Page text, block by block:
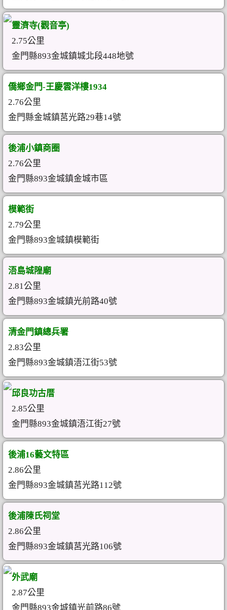
靈濟寺(觀音亭)
2.75公里
金門縣893金城鎮城北段448地號
僑鄉金門-王慶雲洋樓1934
2.76公里
金門縣金城鎮莒光路29巷14號
後浦小鎮商圈
2.76公里
金門縣893金城鎮金城市區
模範街
2.79公里
金門縣893金城鎮模範街
浯島城隍廟
2.81公里
金門縣893金城鎮光前路40號
清金門鎮總兵署
2.83公里
金門縣893金城鎮浯江街53號
邱良功古厝
2.85公里
金門縣893金城鎮浯江街27號
後浦16藝文特區
2.86公里
金門縣893金城鎮莒光路112號
後浦陳氏祠堂
2.86公里
金門縣893金城鎮莒光路106號
外武廟
2.87公里
金門縣893金城鎮光前路86號